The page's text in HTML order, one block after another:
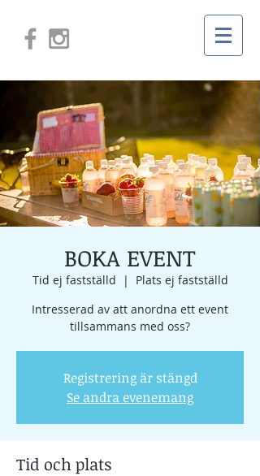
BOKA EVENT
Tid ej fastställd
  |
Plats ej fastställd
Intresserad av att anordna ett event
tillsammans med oss?
Registrering är stängd
Se andra evenemang
Tid och plats